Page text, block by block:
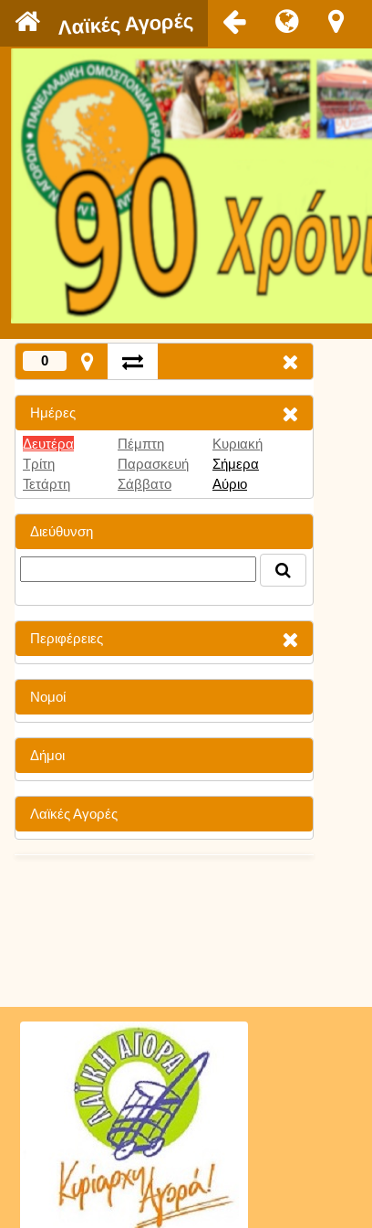
Λαϊκές Αγορές
0
Ημέρες
Δευτέρα
Τρίτη
Τετάρτη
Πέμπτη
Παρασκευή
Σάββατο
Κυριακή
Σήμερα
Αύριο
Διεύθυνση
Περιφέρειες
Νομοί
Δήμοι
Λαϊκές Αγορές